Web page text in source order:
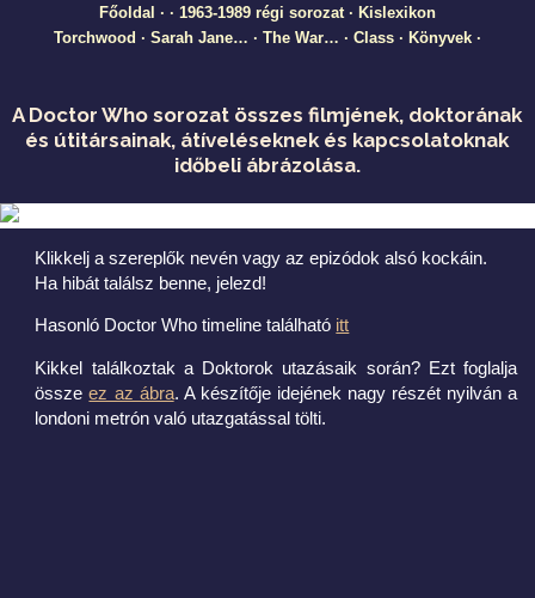
Főoldal · · 1963-1989 régi sorozat· Kislexikon
Torchwood · Sarah Jane… · The War… · Class · Könyvek ·
A Doctor Who sorozat összes filmjének, doktorának
és útitársainak, átíveléseknek és kapcsolatoknak
időbeli ábrázolása.
Klikkelj a szereplők nevén vagy az epizódok alsó kockáin.
Ha hibát találsz benne, jelezd!
Hasonló Doctor Who timeline található itt
Kikkel találkoztak a Doktorok utazásaik során? Ezt foglalja
összeez az ábra. A készítője idejének nagy részét nyilván a
londoni metrón való utazgatással tölti.